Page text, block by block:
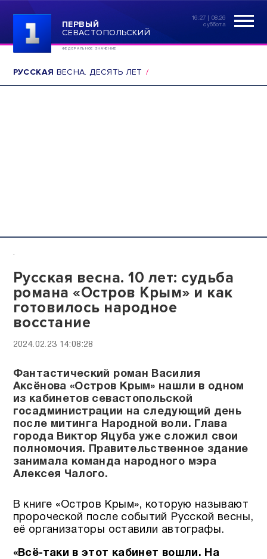
ПЕРВЫЙ
СЕВАСТОПОЛЬСКИЙ
ФЕДЕРАЛЬНОЕ ЗНАЧЕНИЕ
16:27 | 08.26
суббота
РУССКАЯ ВЕСНА. ДЕСЯТЬ ЛЕТ
.
Русская весна. 10 лет: судьба
романа «Остров Крым» и как
готовилось народное
восстание
2024.02.23 14:08:28
Фантастический роман Василия
Аксёнова «Остров Крым» нашли в одном
из кабинетов севастопольской
госадминистрации на следующий день
после митинга Народной воли. Глава
города Виктор Яцуба уже сложил свои
полномочия. Правительственное здание
занимала команда народного мэра
Алексея Чалого.
В книге «Остров Крым», которую называют
пророческой после событий Русской весны,
её организаторы оставили автографы.
«Всё-таки в этот кабинет вошли. На